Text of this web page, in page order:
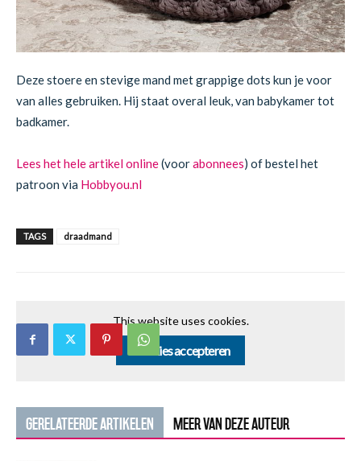
Deze stoere en stevige mand met grappige dots kun je voor
van alles gebruiken. Hij staat overal leuk, van babykamer tot
badkamer.
Lees het hele artikel online(voorabonnees) of bestel het
patroon via Hobbyou.nl
TAGS draadmand
This website uses cookies.
Cookies accepteren
GERELATEERDE ARTIKELEN MEER VAN DEZE AUTEUR